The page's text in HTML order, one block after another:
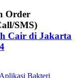
Order
SMS)
Aplikasi Bakteri